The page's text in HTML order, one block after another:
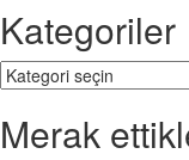
Kategoriler
Kategoriler
Merak